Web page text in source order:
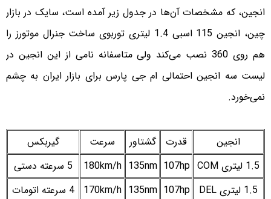
انجین، که مشخصات آن‌ها در جدول زیر آمده است، سایک در بازار
چین، انجین 115 اسبی 1.4 لیتری توربوی ساخت جنرال موتورز را
هم روی 360 نصب می‌کند ولی متاسفانه نامی از این انجین در
لیست سه انجین احتمالی ام جی پارس برای بازار ایران به چشم
نمی‌خورد.
انجین قدرت گشتاور سرعت
گیربکس
1.5 لیتری COM
107hp
135nm
180km/h
5 سرعته دستی
1.5 لیتری DEL
107hp
135nm
170km/h
4 سرعته اتومات